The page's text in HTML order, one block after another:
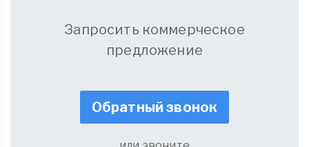
Запросить коммерческое
предложение
Обратный звонок